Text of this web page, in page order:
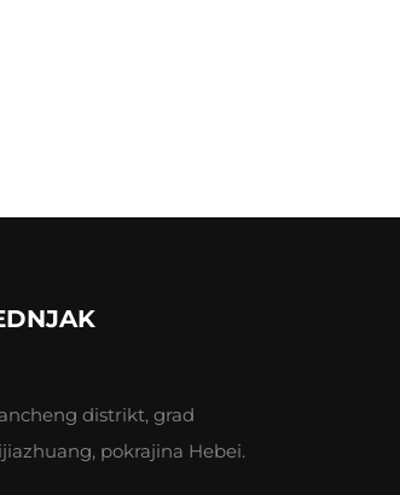
distrikt, grad
pokrajina Hebei.